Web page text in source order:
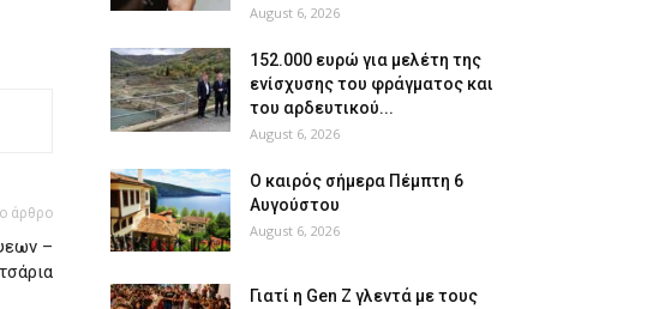
άρθρο
–
August 6, 2026
152.000 ευρώ για μελέτη της
ενίσχυσης του φράγματος και
του αρδευτικού...
August 6, 2026
Ο καιρός σήμερα Πέμπτη 6
Αυγούστου
August 6, 2026
Γιατί η Gen Z γλεντά με τους